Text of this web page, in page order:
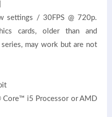
settings / 30FPS @ 720p.
cards, older than and
may work but are not
i5 Processor or AMD